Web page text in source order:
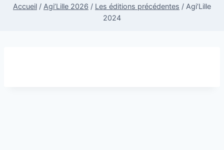
Accueil / Agi’Lille 2026 / Les éditions précédentes / Agi’Lille
2024